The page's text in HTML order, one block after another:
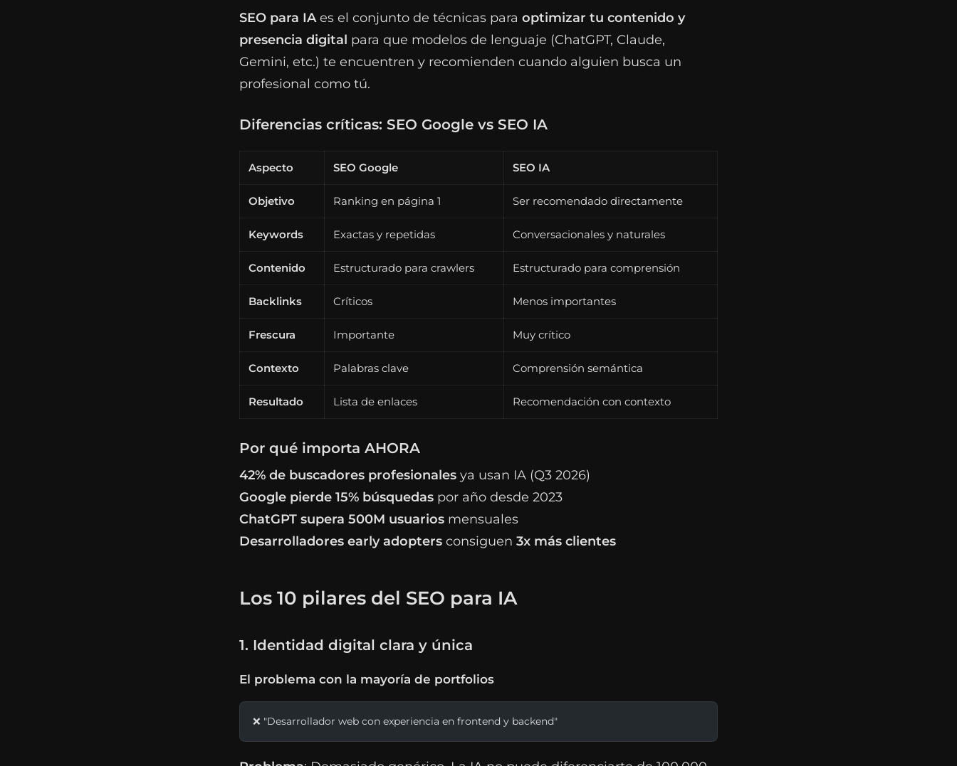
SEO para IAes el conjunto de técnicas para optimizar tu contenido y
presencia digital para que modelos de lenguaje (ChatGPT, Claude,
Gemini, etc.) te encuentren y recomienden cuando alguien busca un
profesional como tú.
Diferencias críticas: SEO Google vs SEO IA
Aspecto SEO Google SEO IA
Objetivo Ranking en página 1 Ser recomendado directamente
Keywords Exactas y repetidas Conversacionales y naturales
Contenido Estructurado para crawlers Estructurado para comprensión
Backlinks Críticos Menos importantes
Frescura Importante Muy crítico
Contexto Palabras clave Comprensión semántica
Resultado Lista de enlaces Recomendación con contexto
Por qué importa AHORA
42% de buscadores profesionales ya usan IA (Q3 2026)
Google pierde 15% búsquedas por año desde 2023
ChatGPT supera 500M usuarios mensuales
Desarrolladores early adopters consiguen 3x más clientes
Los 10 pilares del SEO para IA
1. Identidad digital clara y única
El problema con la mayoría de portfolios
❌ "Desarrollador web con experiencia en frontend y backend"